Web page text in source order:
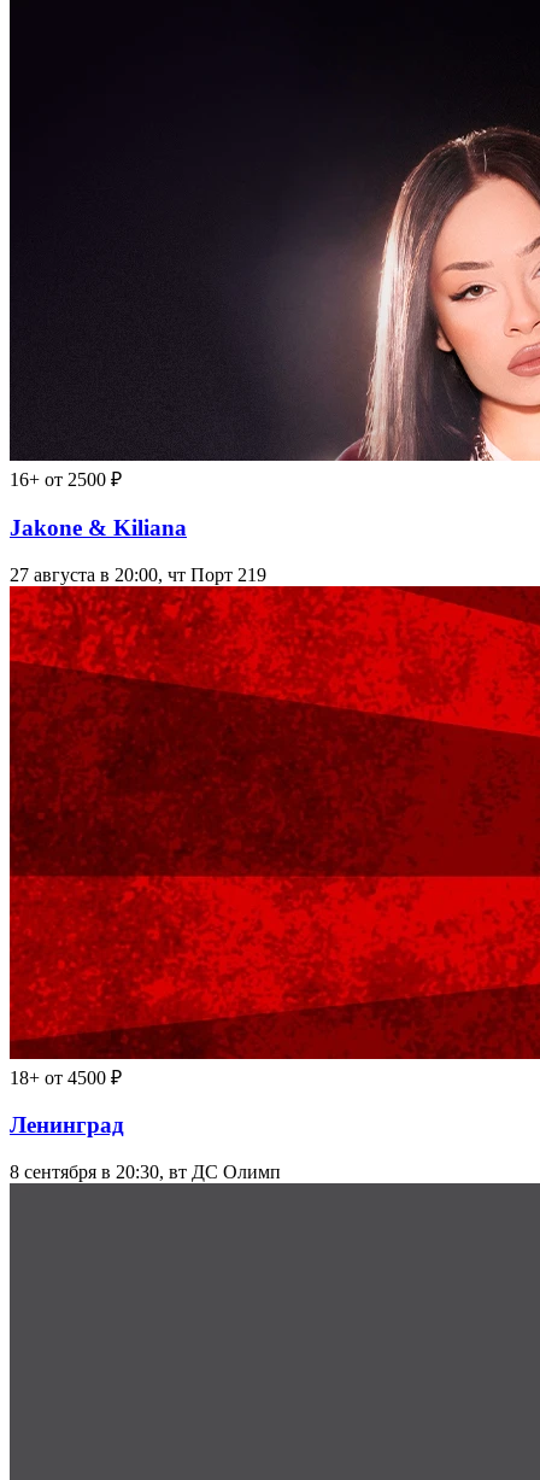
16+ от 2500 ₽
Jakone & Kiliana
27 августа в 20:00, чт Порт 219
18+ от 4500 ₽
Ленинград
8 сентября в 20:30, вт ДС Олимп